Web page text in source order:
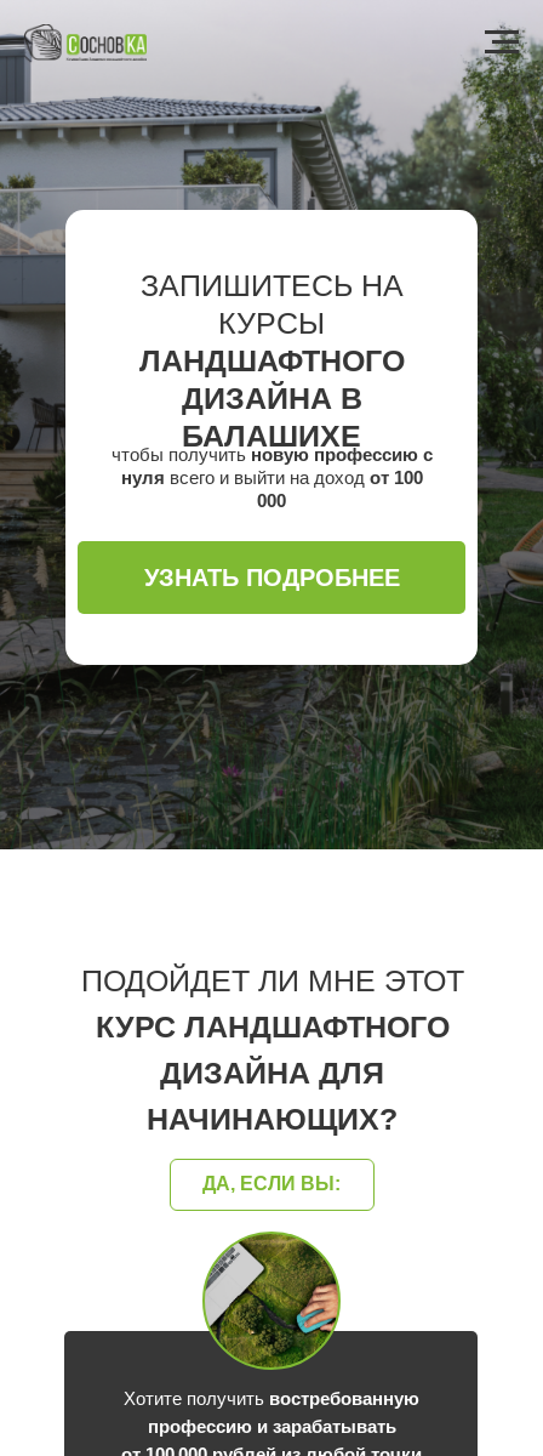
ЗАПИШИТЕСЬ НА
КУРСЫ
ЛАНДШАФТНОГО
ДИЗАЙНА В
БАЛАШИХЕ
чтобы получить новую профессию с
нуля всего и выйти на доход от 100
000
УЗНАТЬ ПОДРОБНЕЕ
ДА, ЕСЛИ ВЫ:
ПОДОЙДЕТ ЛИ МНЕ ЭТОТ
КУРС ЛАНДШАФТНОГО
ДИЗАЙНА ДЛЯ
НАЧИНАЮЩИХ?
Хотите получить востребованную
профессию и зарабатывать